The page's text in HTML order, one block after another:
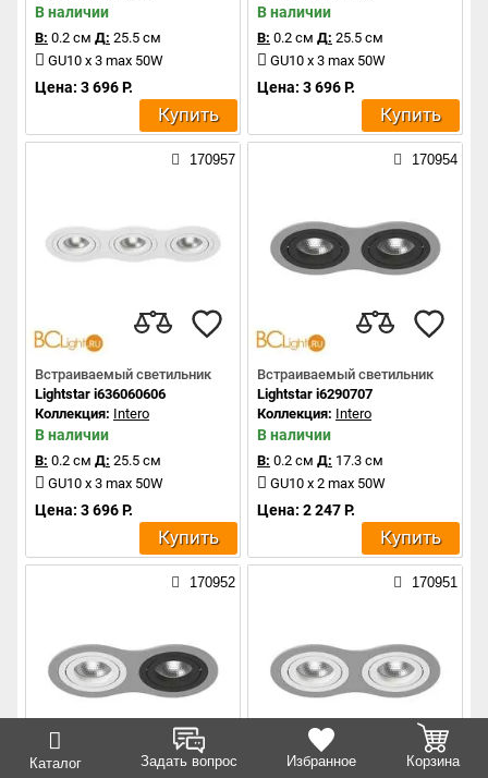
Каталог Задать вопрос Избранное Корзина
В наличии
В: 0.2 см Д: 25.5 см
GU10 x 3 max 50W
Цена: 3 696 Р.
Купить
В наличии
В: 0.2 см Д: 25.5 см
GU10 x 3 max 50W
Цена: 3 696 Р.
Купить
170957
Встраиваемый светильник
Lightstar i636060606
Коллекция: Intero
В наличии
В: 0.2 см Д: 25.5 см
GU10 x 3 max 50W
Цена: 3 696 Р.
Купить
170954
Встраиваемый светильник
Lightstar i6290707
Коллекция: Intero
В наличии
В: 0.2 см Д: 17.3 см
GU10 x 2 max 50W
Цена: 2 247 Р.
Купить
170952 170951